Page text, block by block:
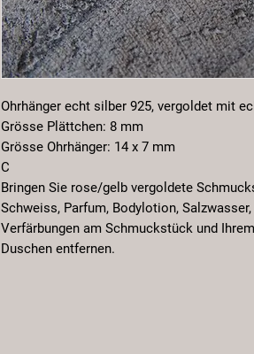
Ohrhänger echt silber 925, vergoldet mit
Grösse Plättchen: 8 mm
Grösse Ohrhänger: 14 x 7 mm
C
Bringen Sie rose/gelb vergoldete
Schweiss, Parfum, Bodylotion,
Verfärbungen am Schmuckstück und
Duschen entfernen.